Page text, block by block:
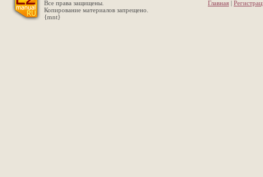
Все права защищены.
Копирование материалов запрещено.
{mnt}
Главная |